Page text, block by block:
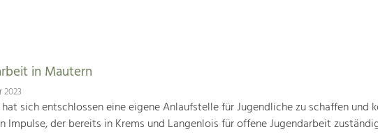
in Mautern
2023
sich entschlossen eine eigene Anlaufstelle für Jugendliche zu schaffen und
Impulse, der bereits in Krems und Langenlois für offene Jugendarbeit